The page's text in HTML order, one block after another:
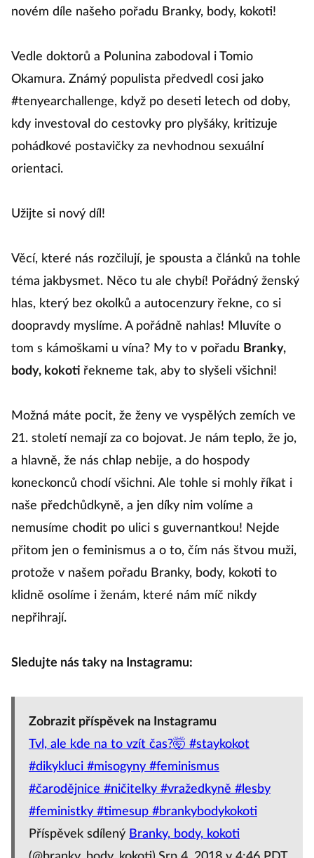
léčíme ženy. Tedy ne my, ale doktoři z českých IVF
akčními spermiemi říkat, kde je problém. Více v
novém díle našeho pořadu Branky, body, kokoti!
Vedle doktorů a Polunina zabodoval i Tomio
Okamura. Známý populista předvedl cosi jako
#tenyearchallenge, když po deseti letech od doby,
pohádkové postavičky za nevhodnou sexuální
Užijte si nový díl!
Věcí, které nás rozčilují, je spousta a článků na tohle
téma jakbysmet. Něco tu ale chybí! Pořádný ženský
hlas, který bez okolků a autocenzury řekne, co si
tom s kámoškami u vína? My to v pořaduBranky,
body, kokotiřekneme tak, aby to slyšeli všichni!
Možná máte pocit, že ženy ve vyspělých zemích ve
21. století nemají za co bojovat. Je nám teplo, že jo,
a hlavně, že nás chlap nebije, a do hospody
koneckonců chodí všichni. Ale tohle si mohly říkat i
naše předchůdkyně, a jen díky nim volíme a
nemusíme chodit po ulici s guvernantkou! Nejde
přitom jen o feminismus a o to, čím nás štvou muži,
klidně osolíme i ženám, které nám míč nikdy
Sledujte nás taky na Instagramu:
Zobrazit příspěvek na Instagramu
Tvl, ale kde na to vzít čas?🤯 #staykokot
#dikykluci #misogyny #feminismus
#čarodějnice #ničitelky #vražedkyně #lesby